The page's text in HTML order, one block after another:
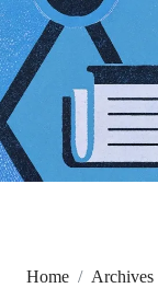
Home
Archives